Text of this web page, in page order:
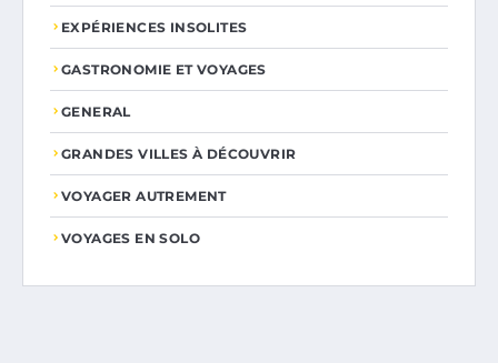
EXPÉRIENCES INSOLITES
GASTRONOMIE ET VOYAGES
GENERAL
GRANDES VILLES À DÉCOUVRIR
VOYAGER AUTREMENT
VOYAGES EN SOLO